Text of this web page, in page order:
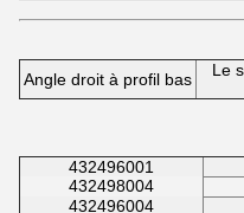
Angle droit à profil bas
Le
432496001
432498004
432496004